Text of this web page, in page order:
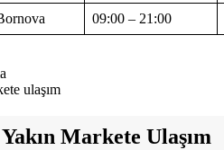
09:00 – 21:00
ulaşım
Markete Ulaşım